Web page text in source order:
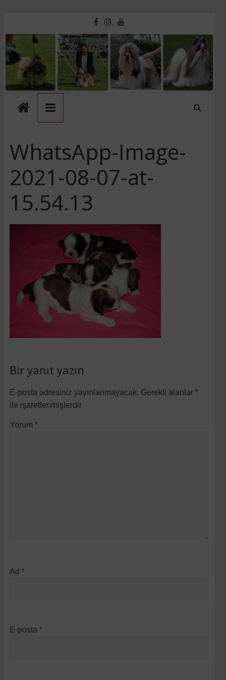
content
Touche
D'amour
Kennel
WhatsApp-Image-
2021-08-07-at-
15.54.13
Bir yanıt yazın
E-posta adresiniz yayınlanmayacak. Gerekli alanlar*
ile işaretlenmişlerdir
Yorum*
Ad*
E-posta*